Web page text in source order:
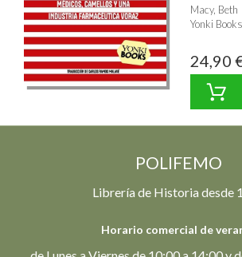
Macy, Beth
Yonki Books
24,90
POLIFEMO
Librería de Historia desde
Horario comercial de